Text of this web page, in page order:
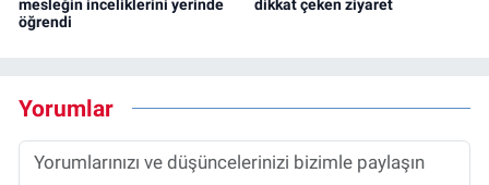
mesleğin inceliklerini yerinde
öğrendi
dikkat çeken ziyaret
Yorumlar